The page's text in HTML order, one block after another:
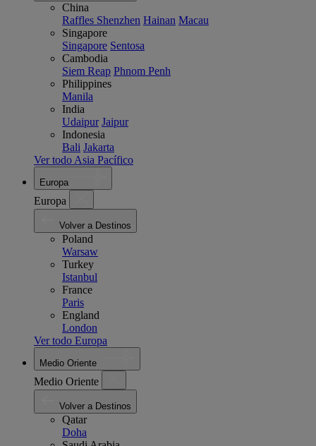
China
Raffles Shenzhen Hainan Macau
Singapore
Singapore Sentosa
Cambodia
Siem Reap Phnom Penh
Philippines
Manila
India
Udaipur Jaipur
Indonesia
Bali Jakarta
Ver todo Asia Pacífico
Europa
Europa
Volver a Destinos
Poland
Warsaw
Turkey
Istanbul
France
Paris
England
London
Ver todo Europa
Medio Oriente
Medio Oriente
Volver a Destinos
Qatar
Doha